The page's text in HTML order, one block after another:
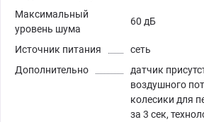
Максимальный
уровень шума
60 дБ
Источник питания
сеть
Дополнительно
датчик
воздушного
колесики для
за 3 сек,